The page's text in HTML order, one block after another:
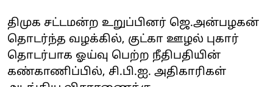
திமுக சட்டமன்ற உறுப்பினர் ஜெ.அன்பழகன்
தொடர்ந்த வழக்கில், குட்கா ஊழல் புகார்
தொடர்பாக ஓய்வு பெற்ற நீதிபதியின்
கண்காணிப்பில், சி.பி.ஐ. அதிகாரிகள்